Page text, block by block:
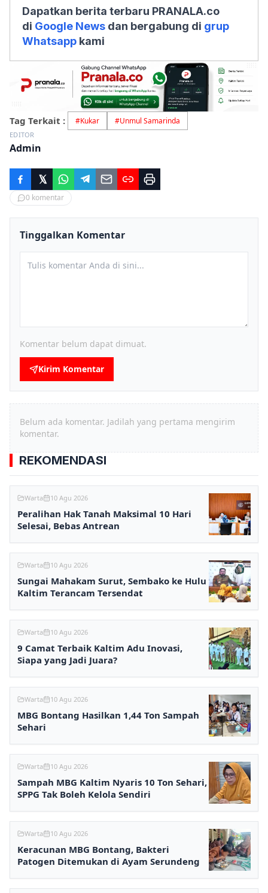
Dapatkan berita terbaru PRANALA.co
di Google News dan bergabung di grup
Whatsapp kami
Tag Terkait : #Kukar #Unmul Samarinda
EDITOR
Admin
0 komentar
Tinggalkan Komentar
Komentar belum dapat dimuat.
Kirim Komentar
Belum ada komentar. Jadilah yang pertama mengirim
komentar.
REKOMENDASI
Warta 10 Agu 2026
Peralihan Hak Tanah Maksimal 10 Hari
Selesai, Bebas Antrean
Warta 10 Agu 2026
Sungai Mahakam Surut, Sembako ke Hulu
Kaltim Terancam Tersendat
Warta 10 Agu 2026
9 Camat Terbaik Kaltim Adu Inovasi,
Siapa yang Jadi Juara?
Warta 10 Agu 2026
MBG Bontang Hasilkan 1,44 Ton Sampah
Sehari
Warta 10 Agu 2026
Sampah MBG Kaltim Nyaris 10 Ton Sehari,
SPPG Tak Boleh Kelola Sendiri
Warta 10 Agu 2026
Keracunan MBG Bontang, Bakteri
Patogen Ditemukan di Ayam Serundeng